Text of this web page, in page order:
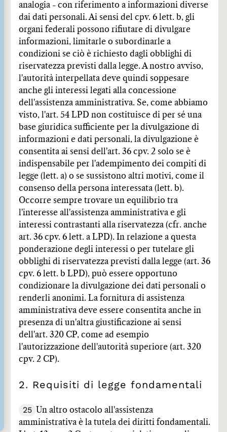
analogia - con riferimento a informazioni diverse
dai dati personali. Ai sensi del cpv. 6 lett. b, gli
organi federali possono rifiutare di divulgare
informazioni, limitarle o subordinarle a
condizioni se ciò è richiesto dagli obblighi di
riservatezza previsti dalla legge. A nostro avviso,
l'autorità interpellata deve quindi soppesare
anche gli interessi legati alla concessione
dell'assistenza amministrativa. Se, come abbiamo
visto, l'art. 54 LPD non costituisce di per sé una
base giuridica sufficiente per la divulgazione di
informazioni e dati personali, la divulgazione è
consentita ai sensi dell'art. 36 cpv. 2 solo se è
indispensabile per l'adempimento dei compiti di
legge (lett. a) o se sussistono altri motivi, come il
consenso della persona interessata (lett. b).
Occorre sempre trovare un equilibrio tra
l'interesse all'assistenza amministrativa e gli
interessi contrastanti alla riservatezza (cfr. anche
art. 36 cpv. 6 lett. a LPD). In relazione a questa
ponderazione degli interessi o per tutelare gli
obblighi di riservatezza previsti dalla legge (art. 36
cpv. 6 lett. b LPD), può essere opportuno
condizionare la divulgazione dei dati personali o
renderli anonimi. La fornitura di assistenza
amministrativa deve essere consentita anche in
presenza di un'altra giustificazione ai sensi
dell'art. 320 CP, come ad esempio
l'autorizzazione dell'autorità superiore (art. 320
cpv. 2 CP).
2. Requisiti di legge fondamentali
25
Un altro ostacolo all'assistenza
amministrativa è la tutela dei diritti fondamentali.